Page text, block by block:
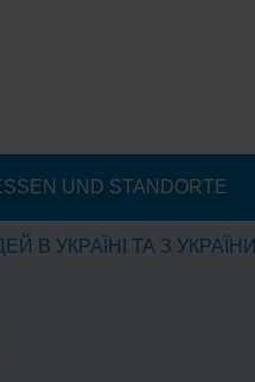
UND STANDORTE
В УКРАЇНІ ТА З УКРАЇНИ